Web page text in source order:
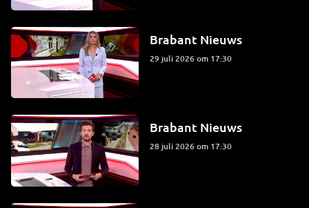
Brabant Nieuws
29 juli 2026 om 17:30
Brabant Nieuws
28 juli 2026 om 17:30